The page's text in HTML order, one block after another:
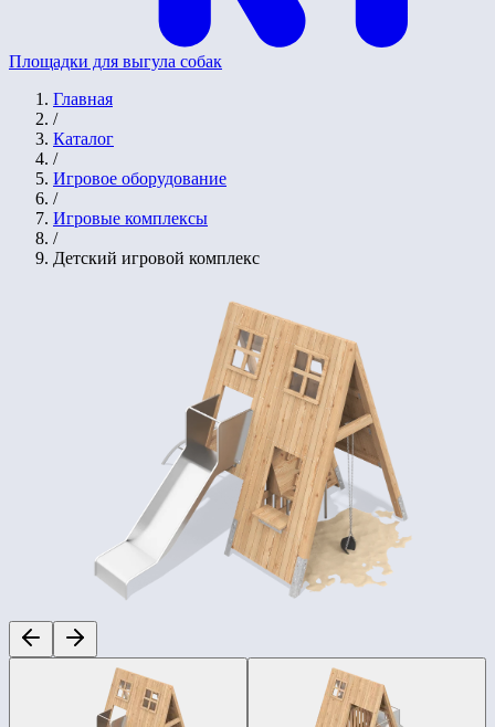
Площадки для выгула собак
Главная
/
Каталог
/
Игровое оборудование
/
Игровые комплексы
/
Детский игровой комплекс